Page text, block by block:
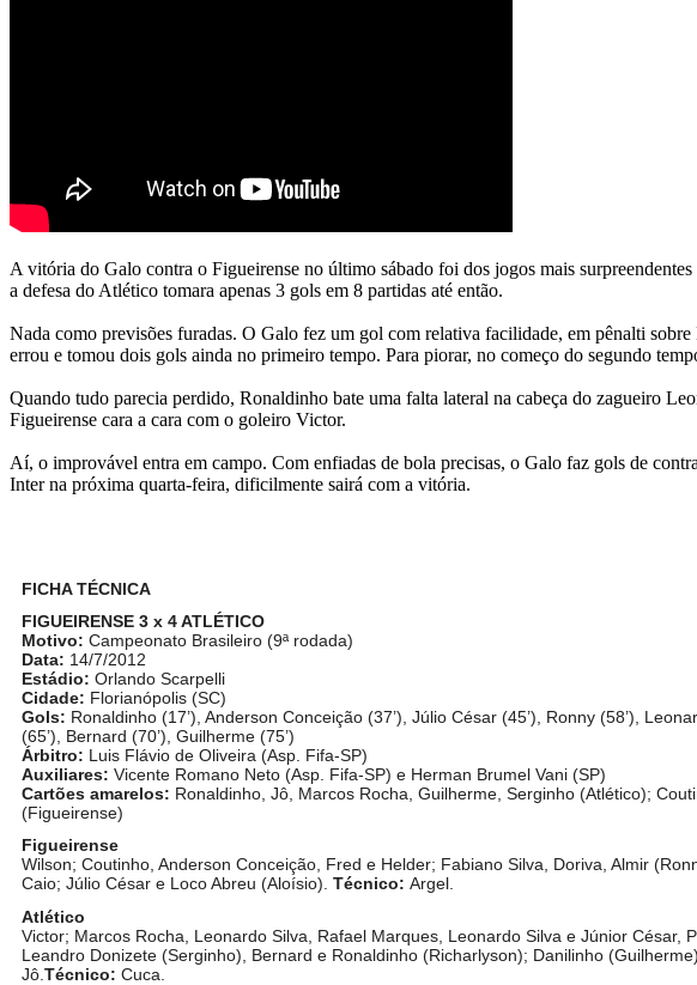
A vitória do Galo contra o Figueirense no último sábado foi dos jogos mais
a defesa do Atlético tomara apenas 3 gols em 8 partidas até então.
Nada como previsões furadas. O Galo fez um gol com relativa facilidade, em pênalti
errou e tomou dois gols ainda no primeiro tempo. Para piorar, no começo do segundo
Quando tudo parecia perdido, Ronaldinho bate uma falta lateral na cabeça do zagueiro
Figueirense cara a cara com o goleiro Victor.
Aí, o improvável entra em campo. Com enfiadas de bola precisas, o Galo faz gols de
Inter na próxima quarta-feira, dificilmente sairá com a vitória.
FICHA TÉCNICA
FIGUEIRENSE 3 x 4 ATLÉTICO
Motivo: Campeonato Brasileiro (9ª rodada)
Data: 14/7/2012
Estádio: Orlando Scarpelli
Cidade: Florianópolis (SC)
Gols: Ronaldinho (17’), Anderson Conceição (37’), Júlio César (45’), Ronny (58’),
(65’), Bernard (70’), Guilherme (75’)
Árbitro: Luis Flávio de Oliveira (Asp. Fifa-SP)
Auxiliares: Vicente Romano Neto (Asp. Fifa-SP) e Herman Brumel Vani (SP)
Cartões amarelos: Ronaldinho, Jô, Marcos Rocha, Guilherme, Serginho (Atlético);
(Figueirense)
Figueirense
Wilson; Coutinho, Anderson Conceição, Fred e Helder; Fabiano Silva, Doriva, Almir
Caio; Júlio César e Loco Abreu (Aloísio). Técnico: Argel.
Atlético
Victor; Marcos Rocha, Leonardo Silva, Rafael Marques, Leonardo Silva e Júnior César,
Leandro Donizete (Serginho), Bernard e Ronaldinho (Richarlyson); Danilinho
Jô. Técnico: Cuca.